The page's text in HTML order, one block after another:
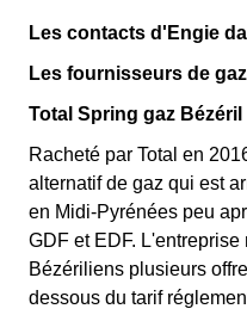
Les contacts d'Engie
Les fournisseurs de
Total Spring gaz
Racheté par Total en
alternatif de gaz qui est
en Midi-Pyrénées peu
GDF et EDF.
Bézériliens plusieurs
dessous du tarif